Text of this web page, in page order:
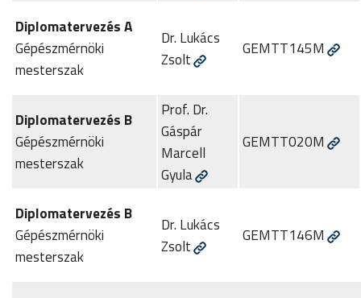
Diplomatervezés A
Gépészmérnöki
mesterszak
Dr. Lukács
Zsolt
GEMTT145M
Diplomatervezés B
Gépészmérnöki
mesterszak
Prof. Dr.
Gáspár
Marcell
Gyula
GEMTT020M
Diplomatervezés B
Gépészmérnöki
mesterszak
Dr. Lukács
Zsolt
GEMTT146M